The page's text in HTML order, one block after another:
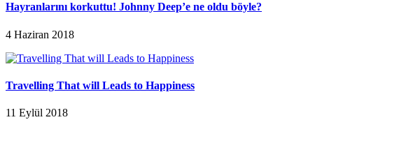
Hayranlarını korkuttu! Johnny Deep’e ne oldu böyle?
4 Haziran 2018
Travelling That will Leads to Happiness
11 Eylül 2018